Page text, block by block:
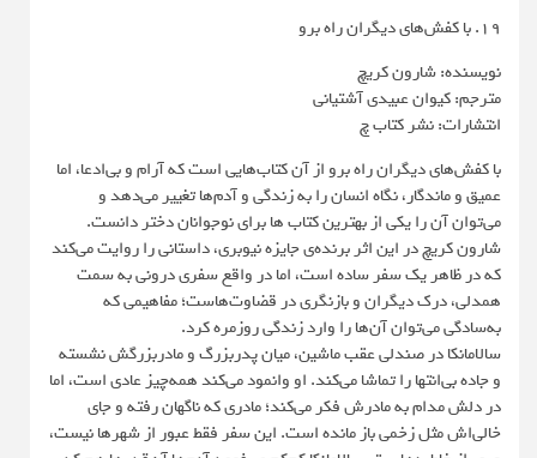
19. با کفش‌های دیگران راه برو
نویسنده: شارون کریچ
مترجم: کیوان عبیدی آشتیانی
انتشارات: نشر کتاب چ
با کفش‌های دیگران راه برو از آن کتاب‌هایی است که آرام و بی‌ادعا، اما
عمیق و ماندگار، نگاه انسان را به زندگی و آدم‌ها تغییر می‌دهد و
می‌توان آن را یکی از بهترین کتاب ها برای نوجوانان دختر دانست.
شارون کریچ در این اثر برنده‌ی جایزه نیوبری، داستانی را روایت می‌کند
که در ظاهر یک سفر ساده است، اما در واقع سفری درونی به سمت
همدلی، درک دیگران و بازنگری در قضاوت‌هاست؛ مفاهیمی که
به‌سادگی می‌توان آن‌ها را وارد زندگی روزمره کرد.
سالامانکا در صندلی عقب ماشین، میان پدربزرگ و مادربزرگش نشسته
و جاده بی‌انتها را تماشا می‌کند. او وانمود می‌کند همه‌چیز عادی است، اما
در دلش مدام به مادرش فکر می‌کند؛ مادری که ناگهان رفته و جای
خالی‌اش مثل زخمی باز مانده است. این سفر فقط عبور از شهرها نیست،